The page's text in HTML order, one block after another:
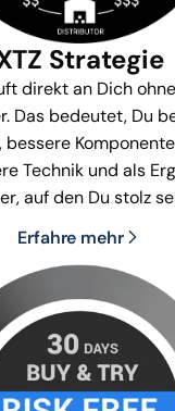
Strategie
direkt an Dich
Das bedeutet, Du
bessere
Technik und als
auf den Du stolz
Erfahre mehr